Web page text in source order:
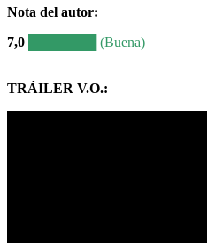
Nota del autor:
7,0
(Buena)
TRÁILER V.O.: